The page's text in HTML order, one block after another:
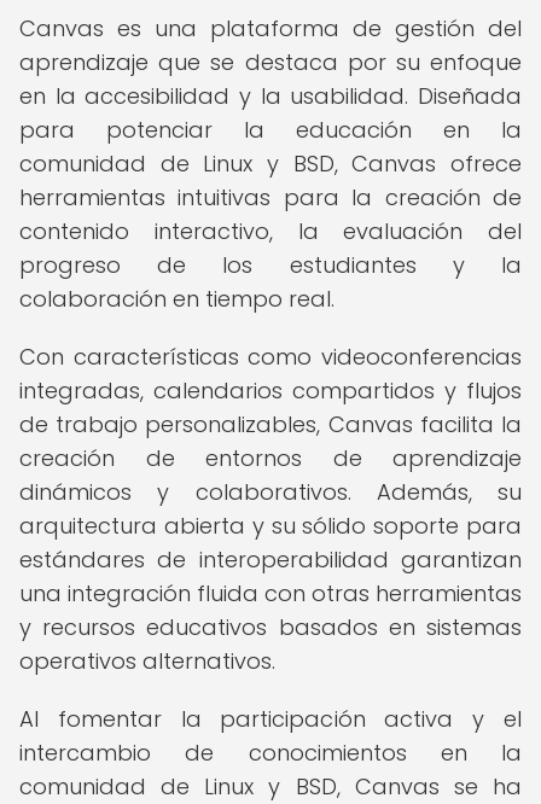
Canvas es una plataforma de gestión del
aprendizaje que se destaca por su enfoque
en la accesibilidad y la usabilidad. Diseñada
para potenciar la educación en la
comunidad de Linux y BSD, Canvas ofrece
herramientas intuitivas para la creación de
contenido interactivo, la evaluación del
progreso de los estudiantes y la
colaboración en tiempo real.
Con características como videoconferencias
integradas, calendarios compartidos y flujos
de trabajo personalizables, Canvas facilita la
creación de entornos de aprendizaje
dinámicos y colaborativos. Además, su
arquitectura abierta y su sólido soporte para
estándares de interoperabilidad garantizan
una integración fluida con otras herramientas
y recursos educativos basados en sistemas
operativos alternativos.
Al fomentar la participación activa y el
intercambio de conocimientos en la
comunidad de Linux y BSD, Canvas se ha